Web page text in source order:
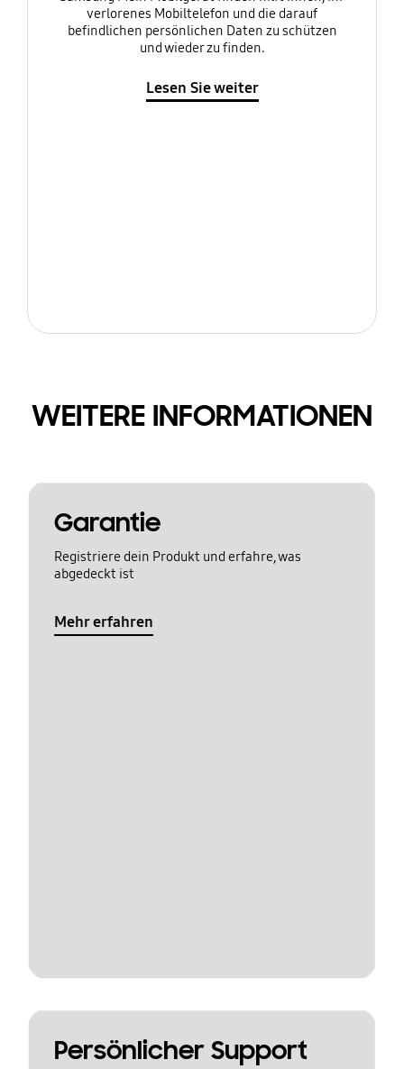
verlorenes Mobiltelefon und die darauf
befindlichen persönlichen Daten zu schützen
und wieder zu finden.
Lesen Sie weiter
WEITERE INFORMATIONEN
Garantie
Registriere dein Produkt und erfahre, was
abgedeckt ist
Mehr erfahren
Persönlicher Support